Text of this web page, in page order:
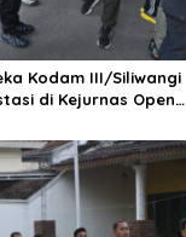
Kodam III/Siliwangi
di Kejurnas Open